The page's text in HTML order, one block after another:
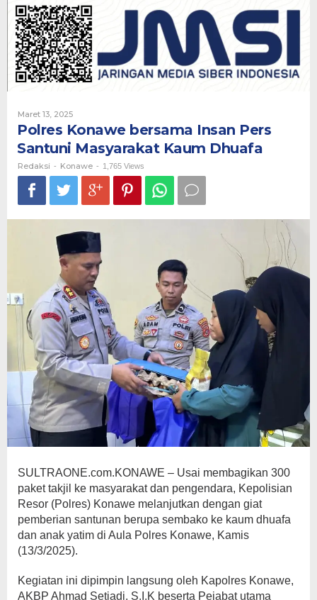
Masyarakat
Kaum
Dhuafa
Maret 13, 2025Oleh
Polres Konawe bersama Insan Pers
Santuni Masyarakat Kaum Dhuafa
Redaksi - Konawe - 1,765 Views
SULTRAONE.com.KONAWE – Usai membagikan 300
paket takjil ke masyarakat dan pengendara, Kepolisian
Resor (Polres) Konawe melanjutkan dengan giat
pemberian santunan berupa sembako ke kaum dhuafa
dan anak yatim di Aula Polres Konawe, Kamis
(13/3/2025).
Kegiatan ini dipimpin langsung oleh Kapolres Konawe,
AKBP Ahmad Setiadi, S.I.K beserta Pejabat utama